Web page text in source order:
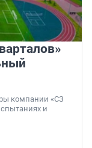
компании «СЗ
и